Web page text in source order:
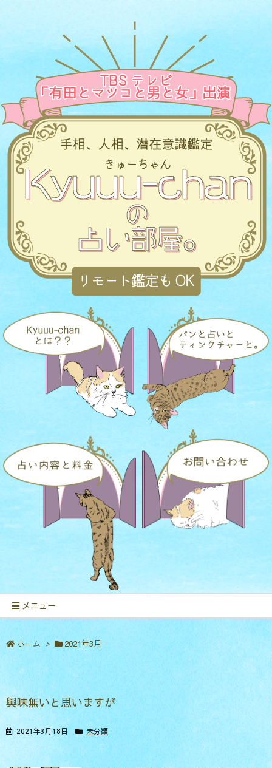
メニュー
ホーム > 2021年3月
興味無いと思いますが
2021年3月18日 未分類